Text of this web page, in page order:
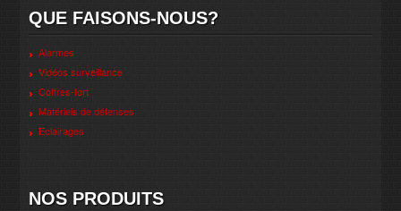
QUE FAISONS-NOUS?
Alarmes
Vidéos surveillance
Coffres-fort
Matériels de défenses
Eclairages
NOS PRODUITS